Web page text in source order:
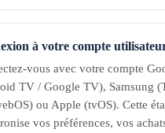
à votre compte
vous avec votre compte
TV / Google TV), Samsung
ou Apple (tvOS). Cette
vos préférences, vos